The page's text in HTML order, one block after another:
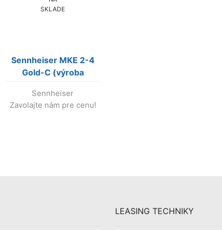
SKLADE
Sennheiser MKE 2-4
Gold-C (výroba
Sennheiser
Zavolajte nám pre cenu!
LEASING TECHNIKY